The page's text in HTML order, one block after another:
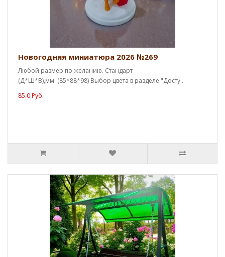
Новогодняя миниатюра 2026 №269
Любой размер по желанию. Стандарт
(Д*Ш*В),мм: (85*88*98) Выбор цвета в разделе "Досту..
85.0 Руб.